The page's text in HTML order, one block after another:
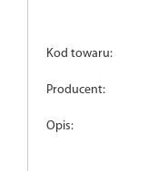
Kod towaru:
Producent:
Opis: